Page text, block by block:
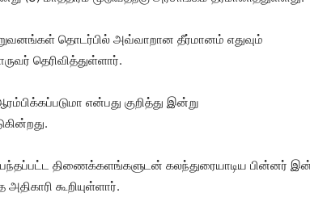
தொடர்பில் அவ்வாறான தீர்மானம் எதுவும்
தெரிவித்துள்ளார்.
என்பது குறித்து இன்று
திணைக்களங்களுடன் கலந்துரையாடிய பின்னர்
கூறியுள்ளார்.